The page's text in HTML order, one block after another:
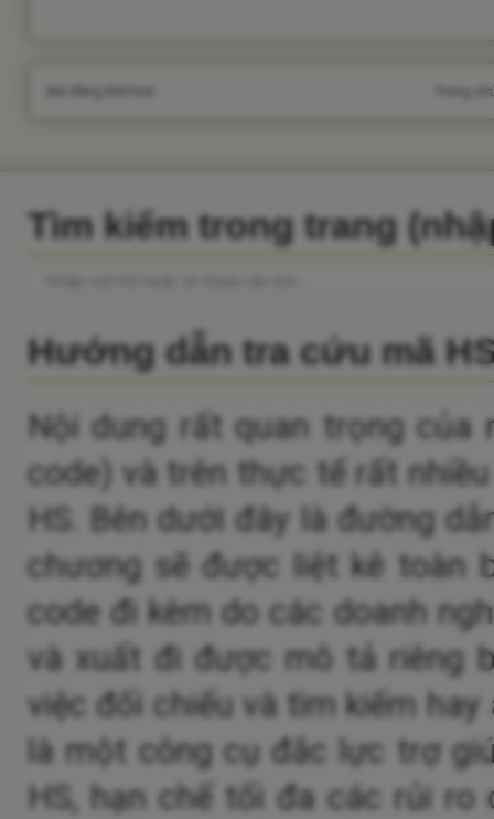
Trang
Tìm kiếm trong trang
Hướng dẫn tra cứu mã
Nội dung rất quan trọng của
code) và trên thực tế rất
HS.
Bên dưới đây là đường
chương sẽ được liệt kê toàn
code đi kèm do các doanh
và xuất đi được mô tả riêng
việc đối chiếu và tìm kiếm
là một công cụ đắc lực trợ
HS, hạn chế tối đa các rủi